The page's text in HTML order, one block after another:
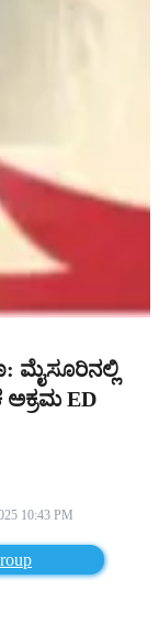
ಮೈಸೂರಿನಲ್ಲಿ
ED
10:43 PM